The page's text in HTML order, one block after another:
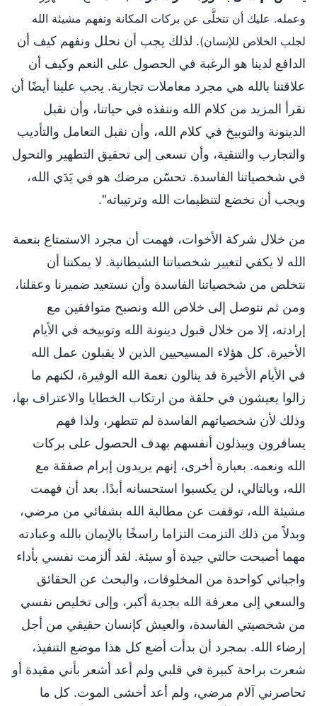
وعمله. عليك أن تتخلَّى عن بركات المكانة وتفهم مشيئة الله
لجلب الخلاص للإنسان). لذلك يجب أن نحلل ونفهم كيف أن
الدافع لدينا هو الرغبة في الحصول على النعم وكيف أن
علاقتنا بالله هي مجرد معاملات تجارية. يجب علينا أيضًا أن
نقرأ المزيد من كلام الله وننفذه في حياتنا، وأن نقبل
الدينونة والتوبيخ في كلام الله، وأن نقبل التعامل والتأديب
والتجارب والتنقية، وأن نسعى إلى تحقيق التطهير والتحول
في شخصياتنا الفاسدة. تحسّن مرضك هو في يَدَي الله،
ويجب أن نخضع لتنظيمات الله وترتيباته".
من خلال شركة الأخوات، فهمت أن مجرد الاستمتاع بنعمة
الله لا يكفي لتغيير شخصياتنا الشيطانية. لا يمكننا أن
نتخلص من شخصياتنا الفاسدة وأن نستعيد ضميرنا وعقلنا،
ومن ثم نتوصل إلى خلاص الله ونصبح متوافقين مع
إرادته، إلا من خلال قبول دينونة الله وتوبيخه في الأيام
الأخيرة. كل هؤلاء المسيحيين الذين لا يقبلون عمل الله
في الأيام الأخيرة قد ينالون نعمة الله الوفيرة، لكنهم ما
زالوا يعيشون في حلقة من ارتكاب الخطايا والاعتراف بها،
وذلك لأن شخصياتهم الفاسدة لم تتطهر، ولذا فهم
يسافرون ويبذلون أنفسهم بهدف الحصول على بركات
الله ونعمه. بعبارة أخرى، إنهم يريدون إبرام صفقة مع
الله، وبالتالي، لن يكسبوا استحسانه أبدًا. بعد أن فهمت
مشيئة الله، توقفت عن مطالبة الله بشفائي من مرضي،
وبدلاً من ذلك التزمت التزاما راسخًا بالإيمان بالله وعبادته
مهما أصبحت حالتي جيدة أو سيئة. لقد ألزمت نفسي بأداء
واجباتي كواحدة من المخلوقات، والبحث عن الحقائق
والسعي إلى معرفة الله بجدية أكبر، وإلى تخليص نفسي
من شخصيتي الفاسدة، والعيش كإنسان حقيقي من أجل
إرضاء الله. بمجرد أن بدأت أضع كل هذا موضع التنفيذ،
شعرت براحة كبيرة في قلبي ولم أعد أشعر بأني مقيدة أو
تحاصرني آلام مرضي، ولم أعد أخشى الموت. كل ما